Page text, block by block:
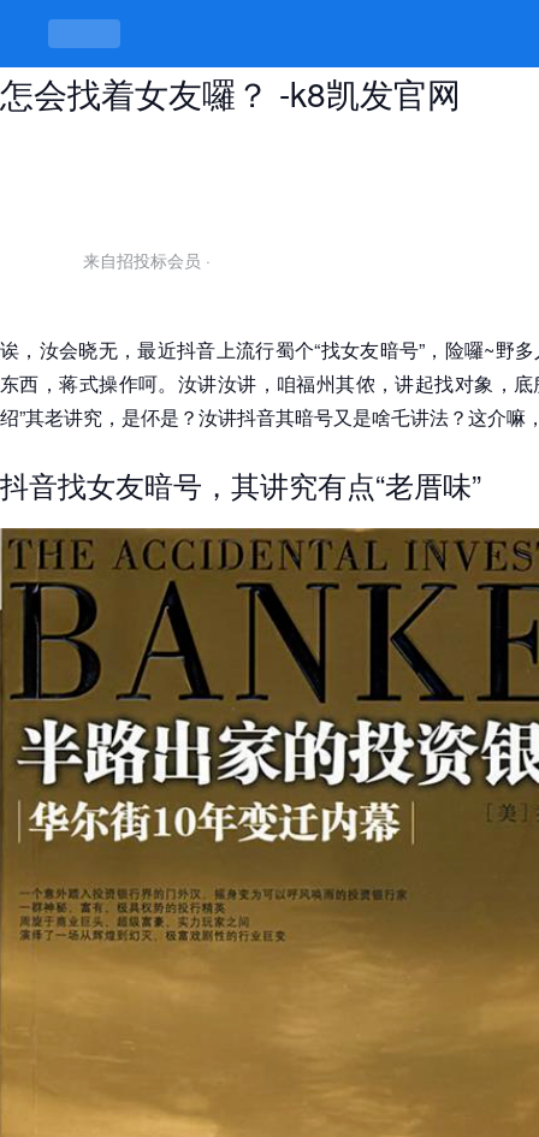
抖音找女友暗号，暗号伓会晓，汝讲
怎会找着女友囉？ -k8凯发官网
来自招投标会员 ·
诶，汝会晓无，最近抖音上流行蜀个“找女友暗号”，险囉~野
东西，蒋式操作呵。汝讲汝讲，咱福州其侬，讲起找对象，底
绍”其老讲究，是伓是？汝讲抖音其暗号又是啥乇讲法？这介嘛
抖音找女友暗号，其讲究有点“老厝味”